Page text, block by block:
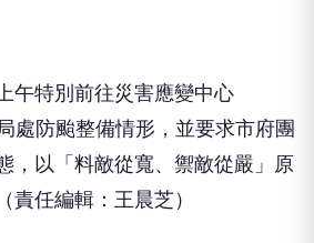
午特別前往災害應變中心
處防颱整備情形，並要求市府團
，以「料敵從寬、禦敵從嚴」原
責任編輯：王晨芝）